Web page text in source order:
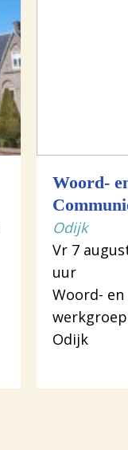
Woord-
Odijk
Vr 7
uur
Woord-
werkgroep
Odijk